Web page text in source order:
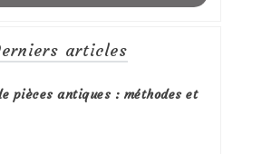
articles
pièces antiques : méthodes et